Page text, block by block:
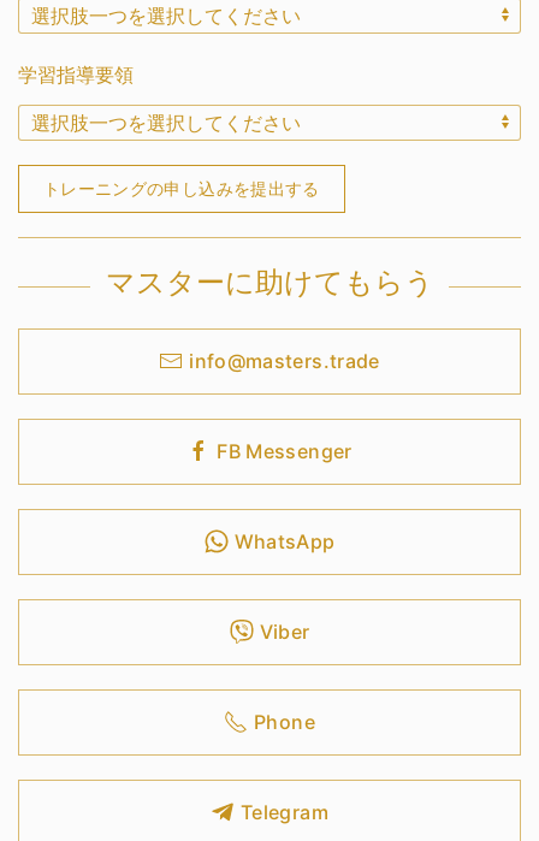
学習指導要領
トレーニングの申し込みを提出する
マスターに助けてもらう
info@masters.trade
FB Messenger
WhatsApp
Viber
Phone
Telegram